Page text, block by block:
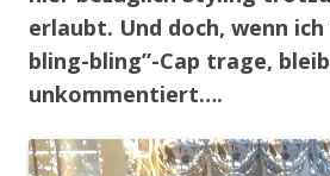
erlaubt. Und doch, wenn
bling-bling”-Cap trage,
unkommentiert….